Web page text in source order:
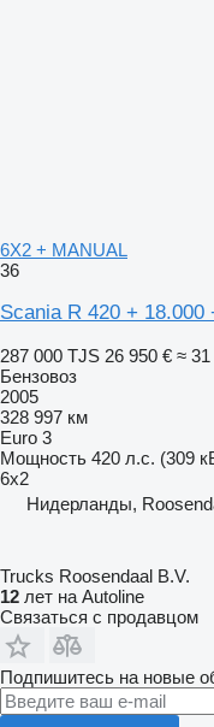
6X2 + MANUAL
36
Scania R 420 + 18.000
287 000 TJS 26 950 € ≈
Бензовоз
2005
328 997 км
Euro 3
Мощность 420 л.с. (309
6x2
Нидерланды,
Trucks Roosendaal B.V.
12 лет на Autoline
Связаться с продавцом
Подпишитесь на новые